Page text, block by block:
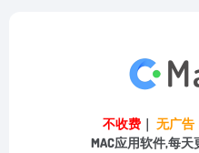
不收费 ｜ 无广告
MAC应用软件,每